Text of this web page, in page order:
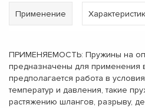
Применение
ПРИМЕНЯЕМОСТЬ: Пружины на
предназначены для применения в
предполагается работа в
температур и давления, такие
растяжению шлангов, разрыву,